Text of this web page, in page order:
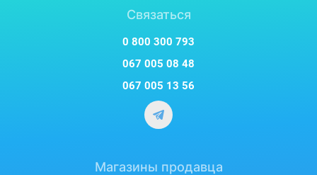
Связаться
0 800 300 793
067 005 08 48
067 005 13 56
Магазины продавца